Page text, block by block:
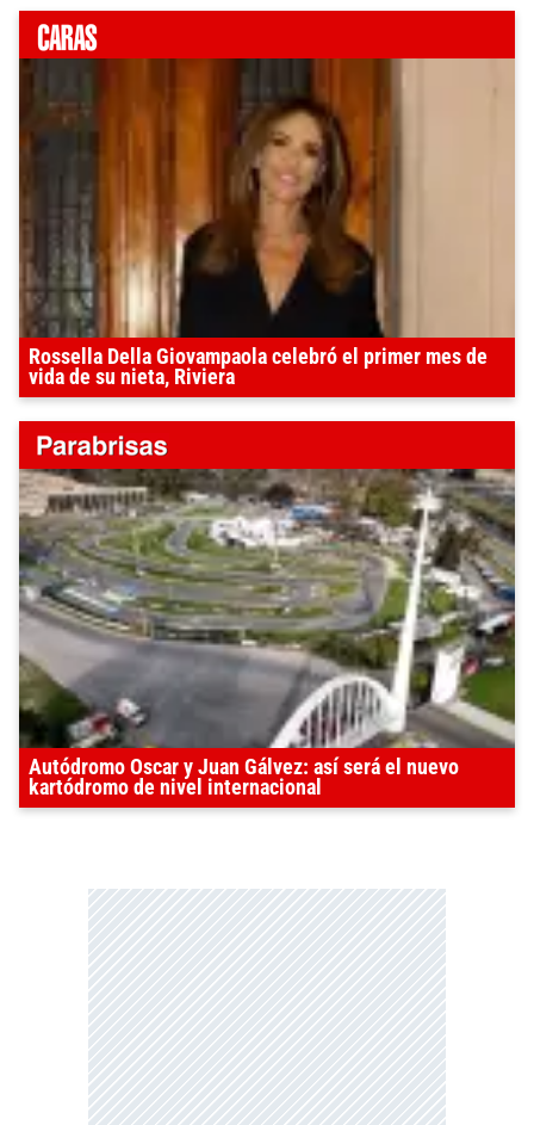
Rossella Della Giovampaola celebró el primer mes de
vida de su nieta, Riviera
Autódromo Oscar y Juan Gálvez: así será el nuevo
kartódromo de nivel internacional